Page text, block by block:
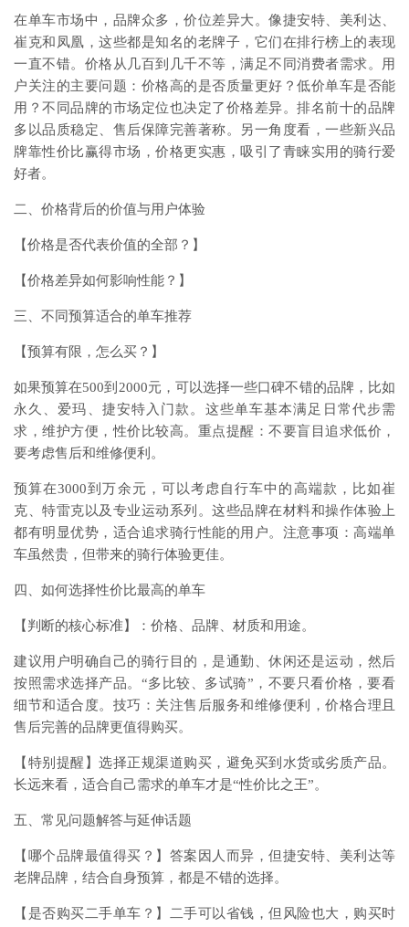
在单车市场中，品牌众多，价位差异大。像捷安特、美利达、
崔克和凤凰，这些都是知名的老牌子，它们在排行榜上的表现
一直不错。价格从几百到几千不等，满足不同消费者需求。用
户关注的主要问题：价格高的是否质量更好？低价单车是否能
用？不同品牌的市场定位也决定了价格差异。排名前十的品牌
多以品质稳定、售后保障完善著称。另一角度看，一些新兴品
牌靠性价比赢得市场，价格更实惠，吸引了青睐实用的骑行爱
好者。
二、价格背后的价值与用户体验
【价格是否代表价值的全部？】
【价格差异如何影响性能？】
三、不同预算适合的单车推荐
【预算有限，怎么买？】
如果预算在500到2000元，可以选择一些口碑不错的品牌，比如
永久、爱玛、捷安特入门款。这些单车基本满足日常代步需
求，维护方便，性价比较高。重点提醒：不要盲目追求低价，
要考虑售后和维修便利。
预算在3000到万余元，可以考虑自行车中的高端款，比如崔
克、特雷克以及专业运动系列。这些品牌在材料和操作体验上
都有明显优势，适合追求骑行性能的用户。注意事项：高端单
车虽然贵，但带来的骑行体验更佳。
四、如何选择性价比最高的单车
【判断的核心标准】：价格、品牌、材质和用途。
建议用户明确自己的骑行目的，是通勤、休闲还是运动，然后
按照需求选择产品。“多比较、多试骑”，不要只看价格，要看
细节和适合度。技巧：关注售后服务和维修便利，价格合理且
售后完善的品牌更值得购买。
【特别提醒】选择正规渠道购买，避免买到水货或劣质产品。
长远来看，适合自己需求的单车才是“性价比之王”。
五、常见问题解答与延伸话题
【哪个品牌最值得买？】答案因人而异，但捷安特、美利达等
老牌品牌，结合自身预算，都是不错的选择。
【是否购买二手单车？】二手可以省钱，但风险也大，购买时